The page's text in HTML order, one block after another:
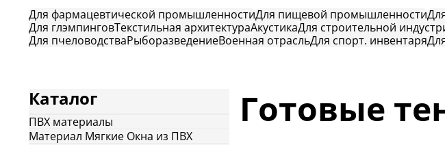
Для фармацевтической промышленностиДля пищевой промышленности
Для глэмпинговТекстильная архитектураАкустикаДля строительной
Для пчеловодстваРыборазведениеВоенная отрасльДля спорт. инвентаря
Каталог
ПВХ материалы
Материал Мягкие Окна из ПВХ
Готовые